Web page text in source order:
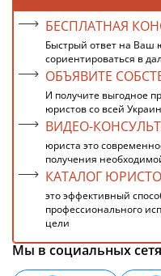
БЕСПЛАТНАЯ
Быстрый ответ на Ваш
сориентироваться в
ОБЪЯВИТЕ
И получите выгодное
юристов со всей
ВИДЕО-
юриста это
получения
КАТАЛОГ
это эффективный
профессионального
цели
Мы в социальных